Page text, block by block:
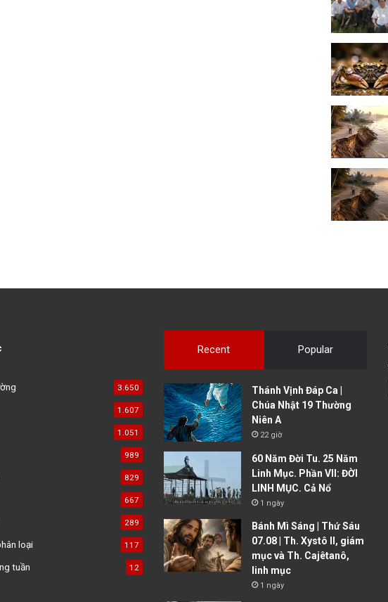
3.650
1.607
1.051
989
829
667
289
loại 117
tuần 12
Recent Popular
Thánh Vịnh Đáp Ca |
Chúa Nhật 19 Thường
Niên A
22 giờ
60 Năm Đời Tu. 25 Năm
Linh Mục. Phần VII: ĐỜI
LINH MỤC. Cả Nổ
1 ngày
Bánh Mì Sáng | Thứ Sáu
07.08 | Th. Xystô II, giám
mục và Th. Cajêtanô,
linh mục
1 ngày